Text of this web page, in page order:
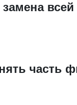
часть